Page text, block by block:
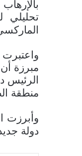
تحليلي
مبرزة
الرئيس
منطقة
وأبرزت
دولة